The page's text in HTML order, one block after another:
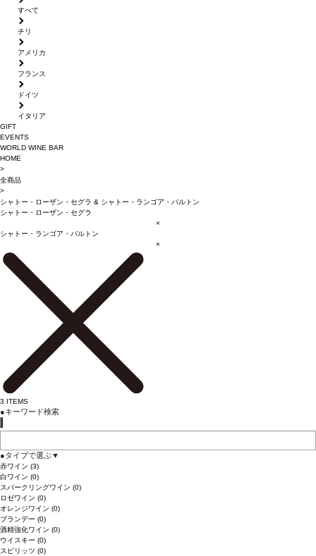
すべて
チリ
アメリカ
フランス
ドイツ
イタリア
GIFT
EVENTS
WORLD WINE BAR
HOME
>
全商品
>
シャトー・ローザン・セグラ & シャトー・ランゴア・バルトン
シャトー・ローザン・セグラ
×
シャトー・ランゴア・バルトン
×
3 ITEMS
●キーワード検索
●タイプで選ぶ▼
赤ワイン (3)
白ワイン (0)
スパークリングワイン (0)
ロゼワイン (0)
オレンジワイン (0)
ブランデー (0)
酒精強化ワイン (0)
ウイスキー (0)
スピリッツ (0)